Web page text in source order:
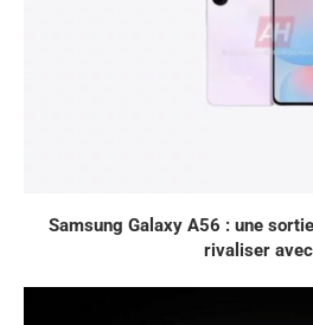
Samsung Galaxy A56 : une
rivaliser